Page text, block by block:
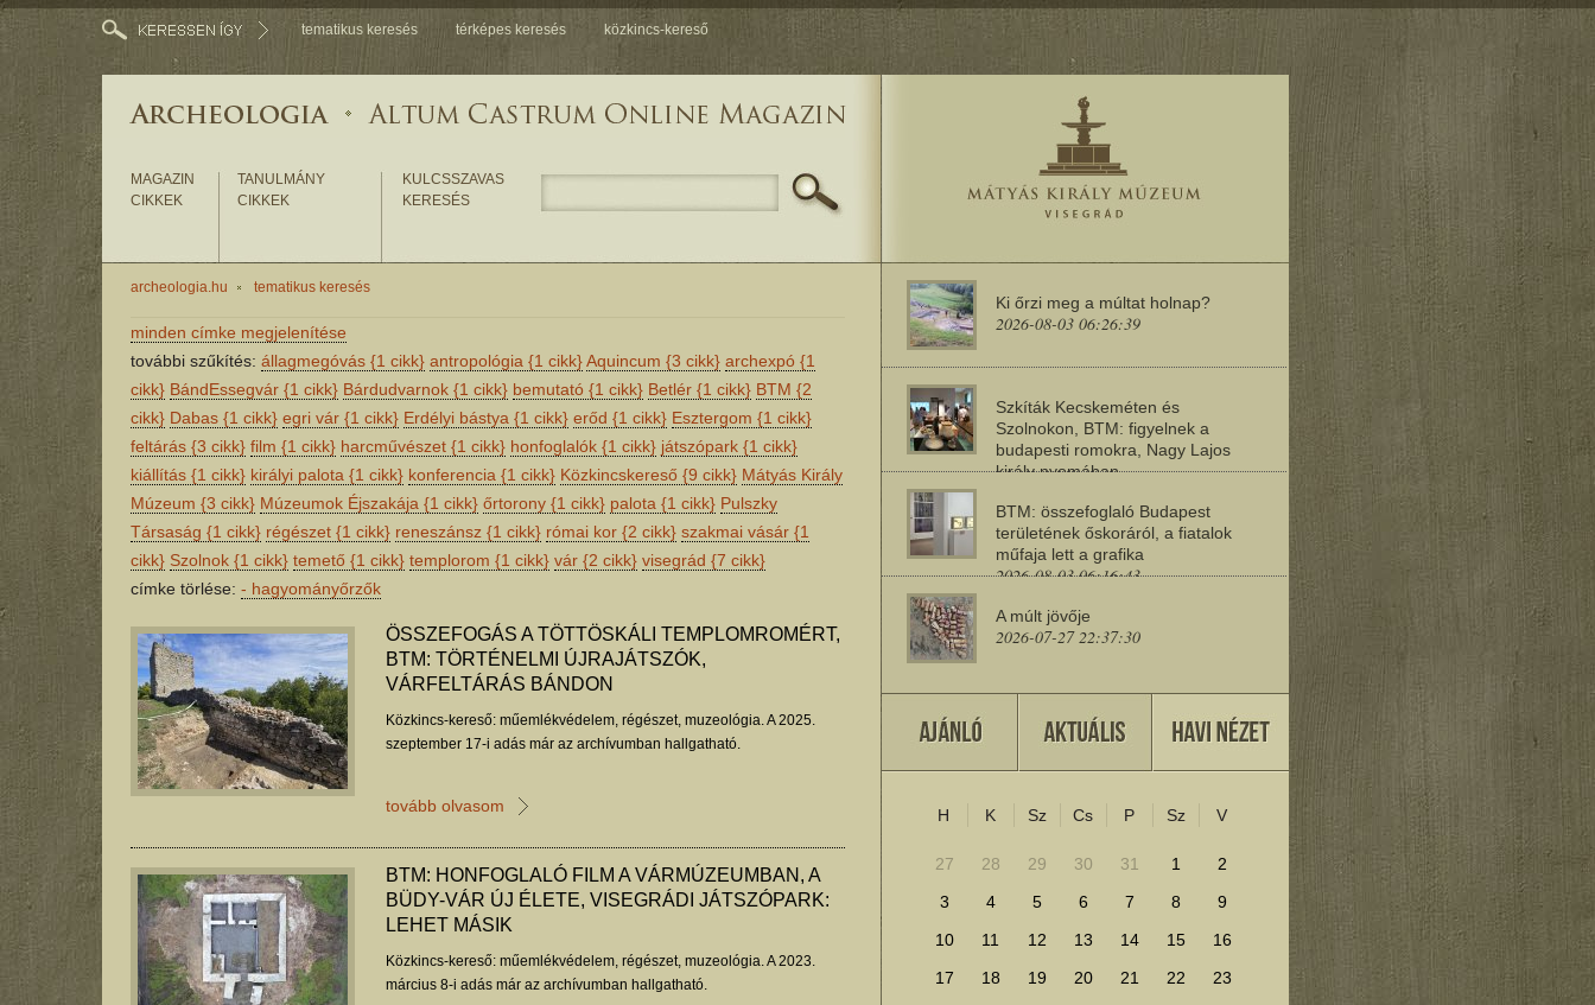
tematikus keresés térképes keresés közkincs-kereső
MAGAZIN
CIKKEK
TANULMÁNY
CIKKEK
KULCSSZAVAS
KERESÉS
archeologia.hu tematikus keresés
minden címke megjelenítése
további szűkítés: állagmegóvás {1 cikk} antropológia {1 cikk} Aquincum {3 cikk} archexpó {1
cikk} BándEssegvár {1 cikk} Bárdudvarnok {1 cikk} bemutató {1 cikk} Betlér {1 cikk} BTM {2
cikk} Dabas {1 cikk} egri vár {1 cikk} Erdélyi bástya {1 cikk} erőd {1 cikk} Esztergom {1 cikk}
feltárás {3 cikk} film {1 cikk} harcművészet {1 cikk} honfoglalók {1 cikk} játszópark {1 cikk}
kiállítás {1 cikk} királyi palota {1 cikk} konferencia {1 cikk} Közkincskereső {9 cikk} Mátyás Király
Múzeum {3 cikk} Múzeumok Éjszakája {1 cikk} őrtorony {1 cikk} palota {1 cikk} Pulszky
Társaság {1 cikk} régészet {1 cikk} reneszánsz {1 cikk} római kor {2 cikk} szakmai vásár {1
cikk} Szolnok {1 cikk} temető {1 cikk} templorom {1 cikk} vár {2 cikk} visegrád {7 cikk}
címke törlése: - hagyományőrzők
ÖSSZEFOGÁS A TÖTTÖSKÁLI TEMPLOMROMÉRT,
BTM: TÖRTÉNELMI ÚJRAJÁTSZÓK,
VÁRFELTÁRÁS BÁNDON
Közkincs-kereső: műemlékvédelem, régészet, muzeológia. A 2025.
szeptember 17-i adás már az archívumban hallgatható.
tovább olvasom
BTM: HONFOGLALÓ FILM A VÁRMÚZEUMBAN, A
BÜDY-VÁR ÚJ ÉLETE, VISEGRÁDI JÁTSZÓPARK:
LEHET MÁSIK
Közkincs-kereső: műemlékvédelem, régészet, muzeológia. A 2023.
március 8-i adás már az archívumban hallgatható.
Ki őrzi meg a múltat holnap?
2026-08-03 06:26:39
Szkíták Kecskeméten és
Szolnokon, BTM: figyelnek a
budapesti romokra, Nagy Lajos
király nyomában
BTM: összefoglaló Budapest
területének őskoráról, a fiatalok
műfaja lett a grafika
2026-08-03 06:16:43
A múlt jövője
2026-07-27 22:37:30
Miért szeresd a műemlékeket?
2026-07-25 11:30:41
További cikkek megjelenítéséhez kattints ide!
H K Sz Cs P Sz V
27 28 29 30 31 1
2
3
4 5 6 7 8
9
10
11 12 13 14 15
16
17
18 19 20 21 22
23